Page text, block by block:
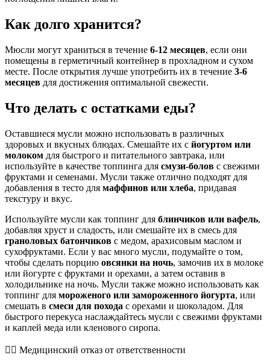
Как долго хранится?
Мюсли могут храниться в течение 6-12 месяцев, если они
помещены в герметичный контейнер в прохладном и сухом
месте. После открытия лучше употребить их в течение 3-6
месяцев для достижения оптимальной свежести.
Что делать с остатками еды?
Оставшиеся мусли можно использовать в различных
здоровых и вкусных блюдах. Смешайте их с йогуртом или
молоком для быстрого и питательного завтрака, или
используйте в качестве топпинга для смузи-болов с свежими
фруктами и семенами. Мусли также отлично подходят для
добавления в тесто для маффинов или хлеба, придавая
текстуру и вкус.
Используйте мусли как топпинг для блинчиков или вафель,
добавляя хруст и сладость, или смешайте их в смесь для
граноловых батончиков с медом, арахисовым маслом и
сухофруктами. Если у вас много мусли, подумайте о том,
чтобы сделать порцию овсянки на ночь, замочив их в молоке
или йогурте с фруктами и орехами, а затем оставив в
холодильнике на ночь. Мусли также можно использовать как
топпинг для мороженого или замороженного йогурта, или
смешать в смеси для похода с орехами и шоколадом. Для
быстрого перекуса наслаждайтесь мусли с свежими фруктами
и каплей меда или кленового сиропа.
👨‍⚕️️ Медицинский отказ от ответственности